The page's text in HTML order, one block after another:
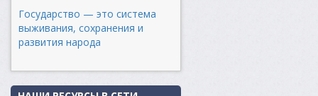
Государство — это система
выживания, сохранения и
развития народа